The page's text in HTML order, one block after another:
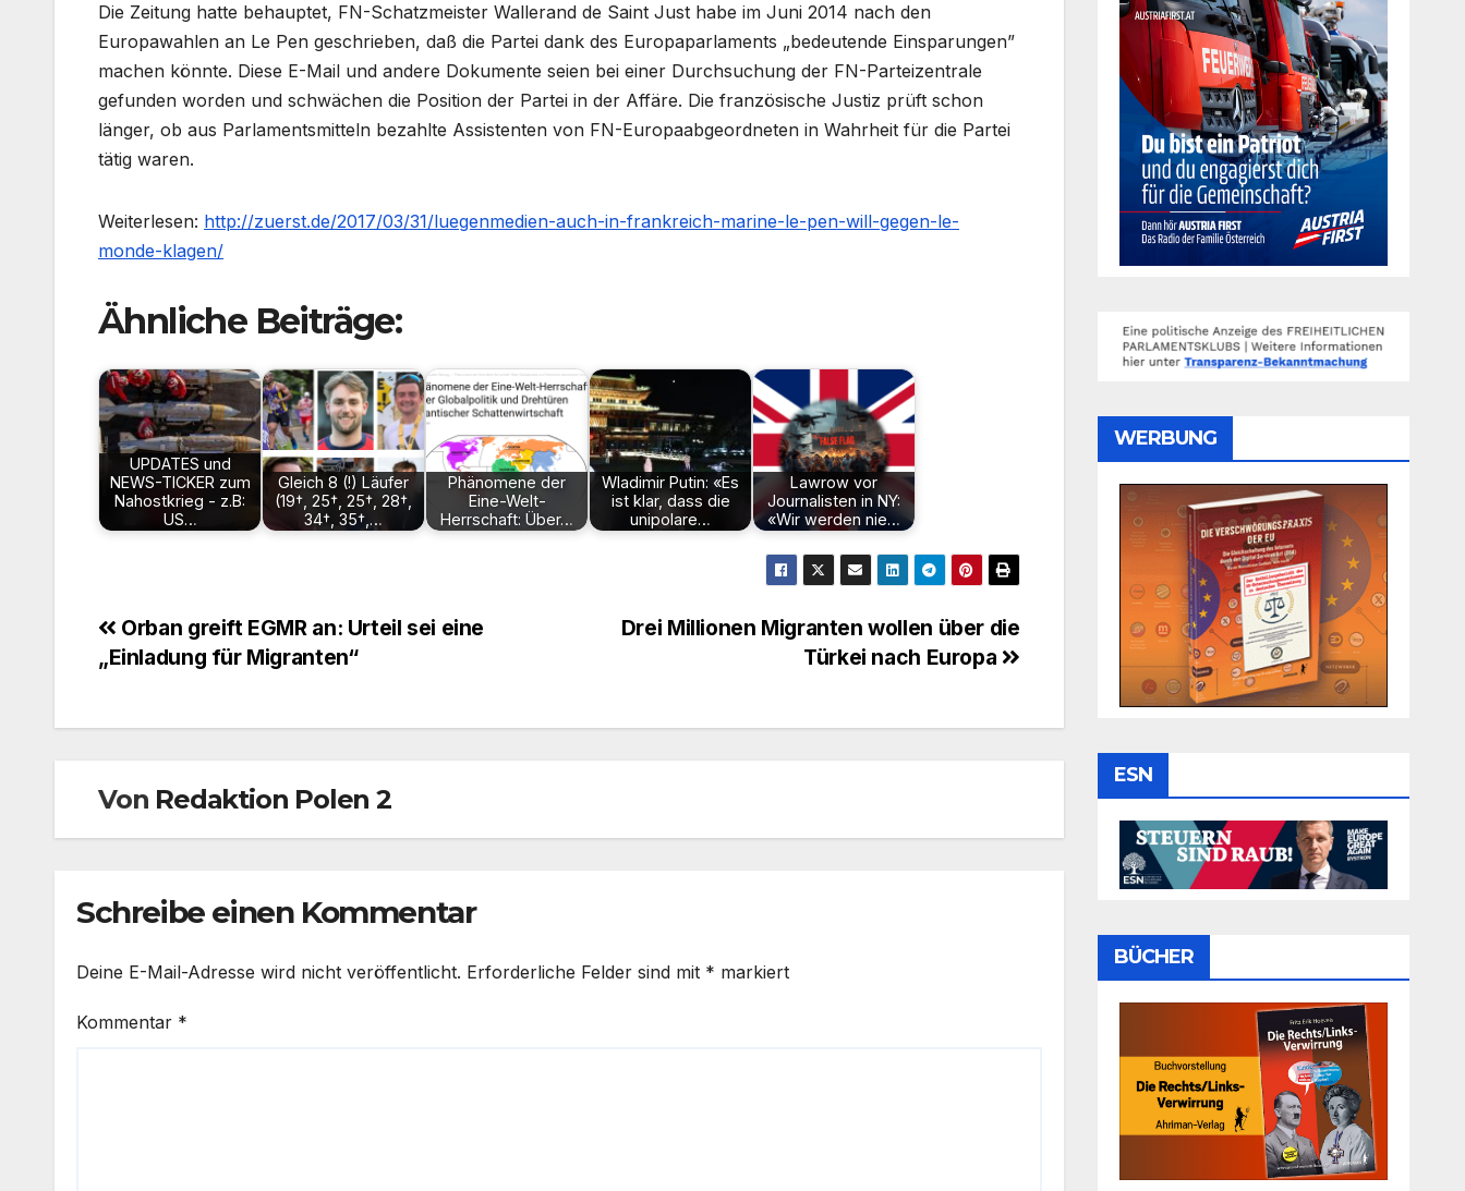
Die Zeitung hatte behauptet, FN-Schatzmeister Wallerand de Saint Just habe im Juni 2014 nach den
Europawahlen an Le Pen geschrieben, daß die Partei dank des Europaparlaments „bedeutende Einsparungen”
machen könnte. Diese E-Mail und andere Dokumente seien bei einer Durchsuchung der FN-Parteizentrale
gefunden worden und schwächen die Position der Partei in der Affäre. Die französische Justiz prüft schon
länger, ob aus Parlamentsmitteln bezahlte Assistenten von FN-Europaabgeordneten in Wahrheit für die Partei
tätig waren.
Weiterlesen: http://zuerst.de/2017/03/31/luegenmedien-auch-in-frankreich-marine-le-pen-will-gegen-le-
monde-klagen/
Ähnliche Beiträge:
UPDATES und
NEWS-TICKER zum
Nahostkrieg - z.B:
US…
Gleich 8 (!) Läufer
(19†, 25†, 25†, 28†,
34†, 35†,…
Phänomene der
Eine-Welt-
Herrschaft: Über…
Wladimir Putin: «Es
ist klar, dass die
unipolare…
Lawrow vor
Journalisten in NY:
«Wir werden nie…
Beitragsnavigation
Drei Millionen Migranten wollen über die
Türkei nach Europa
Orban greift EGMR an: Urteil sei eine
„Einladung für Migranten“
Von Redaktion Polen 2
Schreibe einen Kommentar
Deine E-Mail-Adresse wird nicht veröffentlicht. Erforderliche Felder sind mit * markiert
Kommentar *
WERBUNG
ESN
BÜCHER